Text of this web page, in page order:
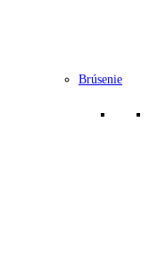
Brúsenie